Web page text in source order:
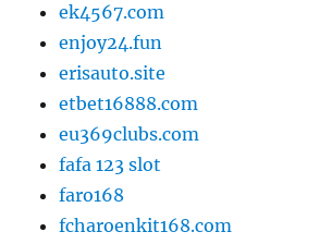
ek4567.com
enjoy24.fun
erisauto.site
etbet16888.com
eu369clubs.com
fafa 123 slot
faro168
fcharoenkit168.com